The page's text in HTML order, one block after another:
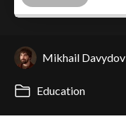
Mikhail Davydov
Education